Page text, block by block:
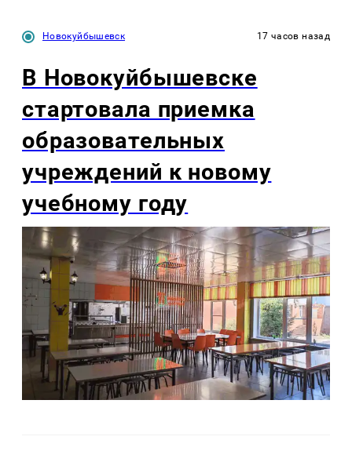
Новокуйбышевск 17 часов назад
В Новокуйбышевске
стартовала приемка
образовательных
учреждений к новому
учебному году